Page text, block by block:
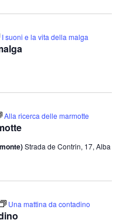
I suoni e la vita della malga
Alla ricerca delle marmotte
Strada de Contrin, 17, Alba
Una mattina da contadino